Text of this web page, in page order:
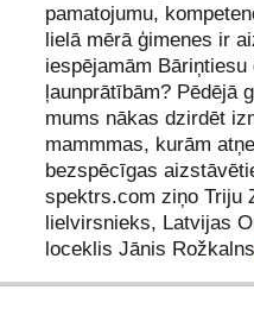
pamatojumu,
lielā mērā ģimenes ir
iespējamām
ļaunprātībām? Pēdējā
mums nākas dzirdēt
mammmas, kurām
bezspēcīgas
spektrs.com ziņo Triju
lielvirsnieks, Latvijas
loceklis Jānis